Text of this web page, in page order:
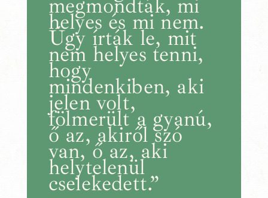
megmondták, mi
helyes és mi nem.
Úgy írták le, mit
nem helyes tenni,
hogy
mindenkiben, aki
jelen volt,
fölmerült a gyanú,
ő az, akiről szó
van, ő az, aki
helytelenül
cselekedett.”